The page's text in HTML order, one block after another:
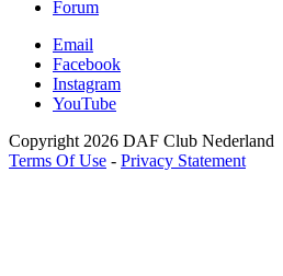
Forum
Email
Facebook
Instagram
YouTube
Copyright 2026 DAF Club Nederland
Terms Of Use - Privacy Statement